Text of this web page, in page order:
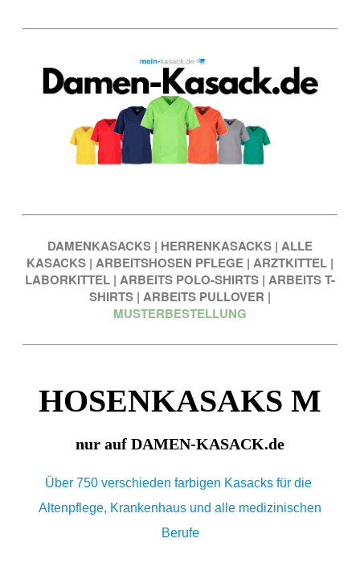
DAMENKASACKS | HERRENKASACKS | ALLE
KASACKS | ARBEITSHOSEN PFLEGE | ARZTKITTEL |
LABORKITTEL | ARBEITS POLO-SHIRTS | ARBEITS T-
SHIRTS | ARBEITS PULLOVER |
MUSTERBESTELLUNG
HOSENKASAKS M
nur auf DAMEN-KASACK.de
Über 750 verschieden farbigen Kasacks für die
Altenpflege, Krankenhaus und alle medizinischen
Berufe